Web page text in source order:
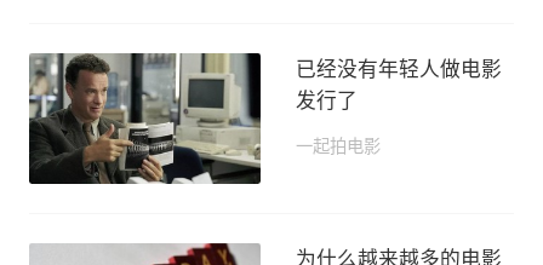
已经没有年轻人做电影
发行了
一起拍电影
为什么越来越多的电影